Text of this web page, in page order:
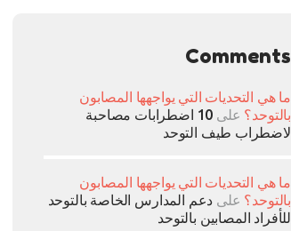
Comments
ما هي التحديات التي يواجهها المصابون
بالتوحد؟ على
10 اضطرابات مصاحبة
لاضطراب طيف التوحد
ما هي التحديات التي يواجهها المصابون
بالتوحد؟ على دعم المدارس الخاصة بالتوحد
للأفراد المصابين بالتوحد